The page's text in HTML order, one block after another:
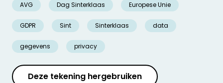
AVG Dag Sinterklaas Europese Unie
GDPR Sint Sinterklaas data
gegevens privacy
Deze tekening hergebruiken